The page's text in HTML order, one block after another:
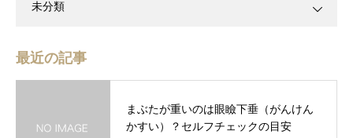
未分類
最近の記事
まぶたが重いのは眼瞼下垂（がんけん
かすい）？セルフチェックの目安